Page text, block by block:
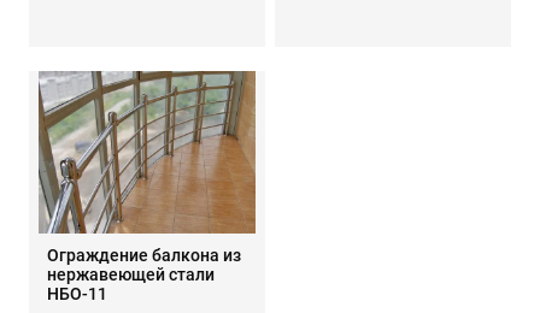
Ограждение балкона из
нержавеющей стали
НБО-11